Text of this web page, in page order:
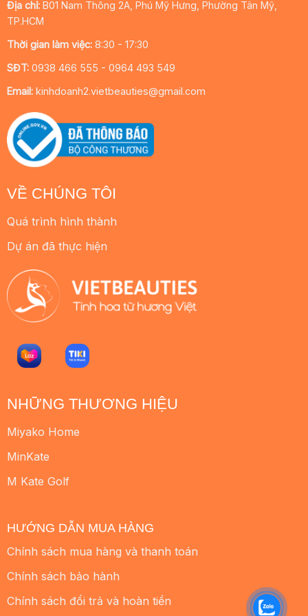
VỀ CHÚNG TÔI
Quá trình hình thành
Dự án đã thực hiện
NHỮNG THƯƠNG HIỆU
Miyako Home
MinKate
M Kate Golf
HƯỚNG DẪN MUA HÀNG
Chính sách mua hàng và thanh toán
Chính sách bảo hành
Chính sách đổi trả và hoàn tiền
Địa chỉ: B01 Nam Thông 2A, Phú Mỹ Hưng, Phường Tân Mỹ,
TP.HCM
Thời gian làm việc:8:30 - 17:30
SĐT:0938 466 555 - 0964 493 549
Email:kinhdoanh2.vietbeauties@gmail.com